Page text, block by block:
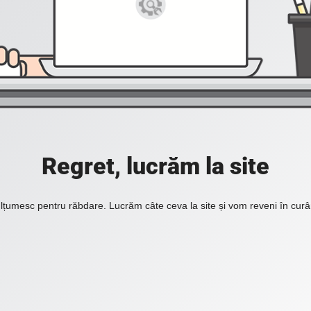
Regret, lucrăm la site
pentru răbdare. Lucrăm câte ceva la site și vom reveni în